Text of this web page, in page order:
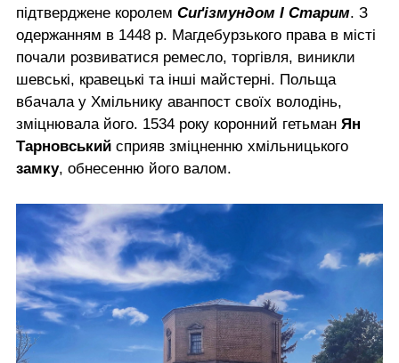
підтверджене королем Сиґізмундом І Старим. З
одержанням в 1448 р. Магдебурзького права в місті
почали розвиватися ремесло, торгівля, виникли
шевські, кравецькі та інші майстерні. Польща
вбачала у Хмільнику аванпост своїх володінь,
зміцнювала його. 1534 року коронний гетьман Ян
Тарновський cприяв зміцненню хмільницького
замку, обнесенню його валом.